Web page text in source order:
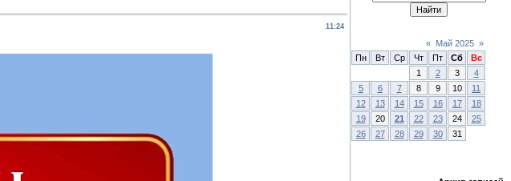
11:24
« Май 2025 »
Пн
Вт Ср Чт Пт Сб
Вс
1
2 3
4
5
6 7 8 9 10
11
12
13 14 15 16 17
18
19
20 21 22 23 24
25
26
27 28 29 30 31